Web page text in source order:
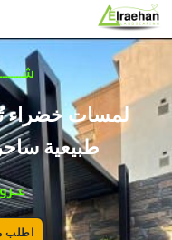
تخطي
إلى
المحتوى
لمسات خضراء
طبيعية
اطلب